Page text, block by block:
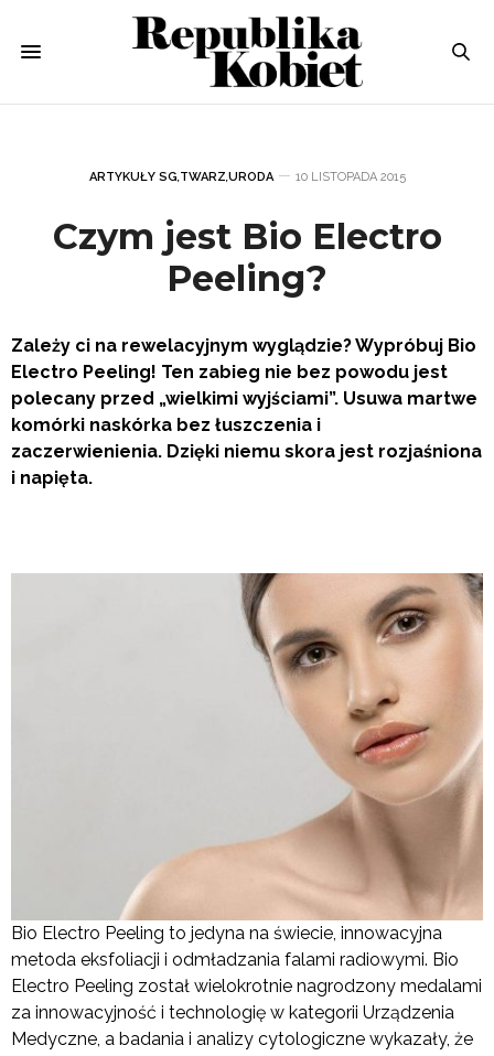
ARTYKUŁY SG,TWARZ,URODA 10 LISTOPADA 2015
Czym jest Bio Electro
Peeling?
Zależy ci na rewelacyjnym wyglądzie? Wypróbuj Bio
Electro Peeling! Ten zabieg nie bez powodu jest
polecany przed „wielkimi wyjściami”. Usuwa martwe
komórki naskórka bez łuszczenia i
zaczerwienienia. Dzięki niemu skora jest rozjaśniona
i napięta.
Bio Electro Peeling to jedyna na świecie, innowacyjna
metoda eksfoliacji i odmładzania falami radiowymi. Bio
Electro Peeling został wielokrotnie nagrodzony medalami
za innowacyjność i technologię w kategorii Urządzenia
Medyczne, a badania i analizy cytologiczne wykazały, że